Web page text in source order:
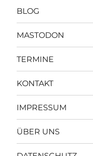
BLOG
MASTODON
TERMINE
KONTAKT
IMPRESSUM
ÜBER UNS